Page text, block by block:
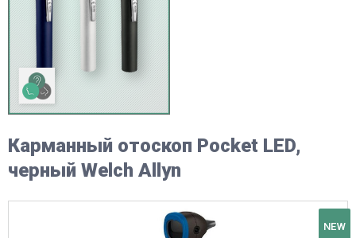
Карманный отоскоп Pocket LED,
черный Welch Allyn
NEW